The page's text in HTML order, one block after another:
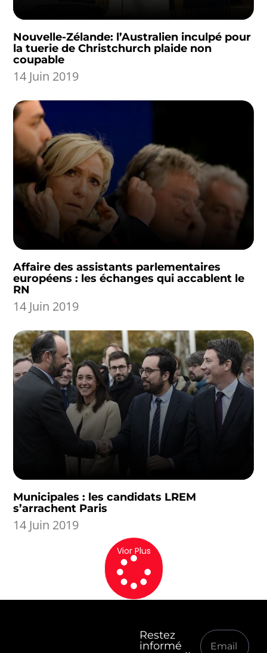
Nouvelle-Zélande: l’Australien inculpé pour
la tuerie de Christchurch plaide non
coupable
14 Juin 2019
Affaire des assistants parlementaires
européens : les échanges qui accablent le
RN
14 Juin 2019
Municipales : les candidats LREM
s’arrachent Paris
14 Juin 2019
Vior Plus
Restez
informé